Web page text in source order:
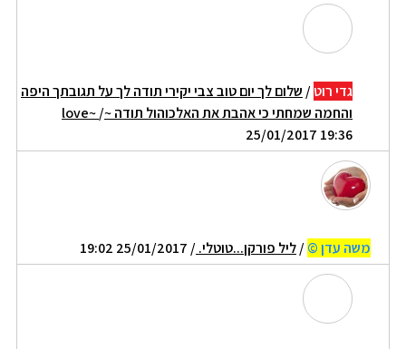
גדי רוט/ שלום לך יום טוב צבי יקירי תודה לך על תגובתך היפה
והחמה שמחתי כי אהבת את האלכוהול תודה ~love~/
25/01/2017 19:36
משה עדן ©/ליל פורקן...טוטלי./ 25/01/2017 19:02